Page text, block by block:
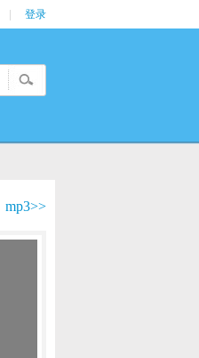
登录
mp3>>